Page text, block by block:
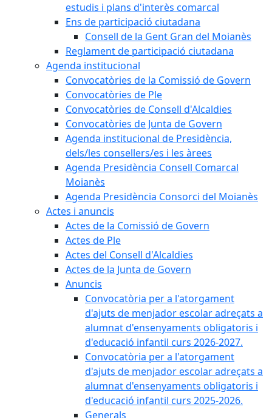
estudis i plans d'interès comarcal
Ens de participació ciutadana
Consell de la Gent Gran del Moianès
Reglament de participació ciutadana
Agenda institucional
Convocatòries de la Comissió de Govern
Convocatòries de Ple
Convocatòries de Consell d'Alcaldies
Convocatòries de Junta de Govern
Agenda institucional de Presidència,
dels/les consellers/es i les àrees
Agenda Presidència Consell Comarcal
Moianès
Agenda Presidència Consorci del Moianès
Actes i anuncis
Actes de la Comissió de Govern
Actes de Ple
Actes del Consell d'Alcaldies
Actes de la Junta de Govern
Anuncis
Convocatòria per a l'atorgament
d'ajuts de menjador escolar adreçats a
alumnat d'ensenyaments obligatoris i
d'educació infantil curs 2026-2027.
Convocatòria per a l'atorgament
d'ajuts de menjador escolar adreçats a
alumnat d'ensenyaments obligatoris i
d'educació infantil curs 2025-2026.
Generals